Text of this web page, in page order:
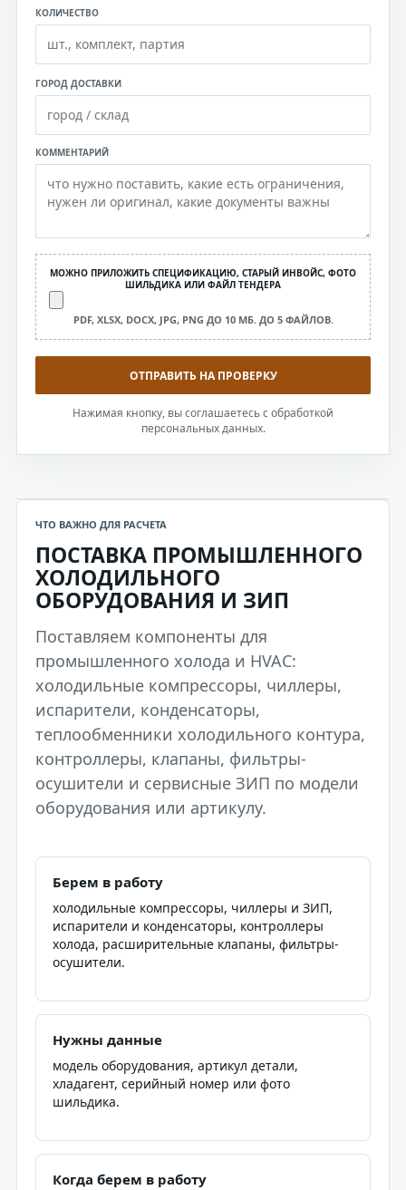
КОЛИЧЕСТВО
ГОРОД ДОСТАВКИ
КОММЕНТАРИЙ
МОЖНО ПРИЛОЖИТЬ СПЕЦИФИКАЦИЮ, СТАРЫЙ ИНВОЙС, ФОТО
ШИЛЬДИКА ИЛИ ФАЙЛ ТЕНДЕРА
PDF, XLSX, DOCX, JPG, PNG ДО 10 МБ. ДО 5 ФАЙЛОВ.
ОТПРАВИТЬ НА ПРОВЕРКУ
Нажимая кнопку, вы соглашаетесь с обработкой
персональных данных.
ЧТО ВАЖНО ДЛЯ РАСЧЕТА
ПОСТАВКА ПРОМЫШЛЕННОГО
ХОЛОДИЛЬНОГО
ОБОРУДОВАНИЯ И ЗИП
Поставляем компоненты для
промышленного холода и HVAC:
холодильные компрессоры, чиллеры,
испарители, конденсаторы,
теплообменники холодильного контура,
контроллеры, клапаны, фильтры-
осушители и сервисные ЗИП по модели
оборудования или артикулу.
Берем в работу
холодильные компрессоры, чиллеры и ЗИП,
испарители и конденсаторы, контроллеры
холода, расширительные клапаны, фильтры-
осушители.
Нужны данные
модель оборудования, артикул детали,
хладагент, серийный номер или фото
шильдика.
Когда берем в работу